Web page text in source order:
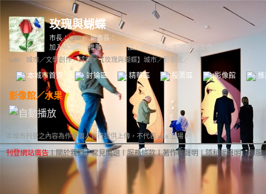
玫瑰與蝴蝶
市長：Lilah
副市長：
加入本城市｜推薦本城市 ｜加入我的最愛｜ 訂閱最新文章
udn
城市／文學創作／詩詞 ／【玫瑰與蝴蝶】城市／影像館／
本城市首頁 討論區 精華區 投票區 影像館
影像館／水果
本城市刊登之內容為作者個人自行提供上傳，不代表 udn 立場。
刊登網站廣告︱關於我們︱常見問題 ︱服務條款︱著作權聲明 ︱隱私權聲明︱客服